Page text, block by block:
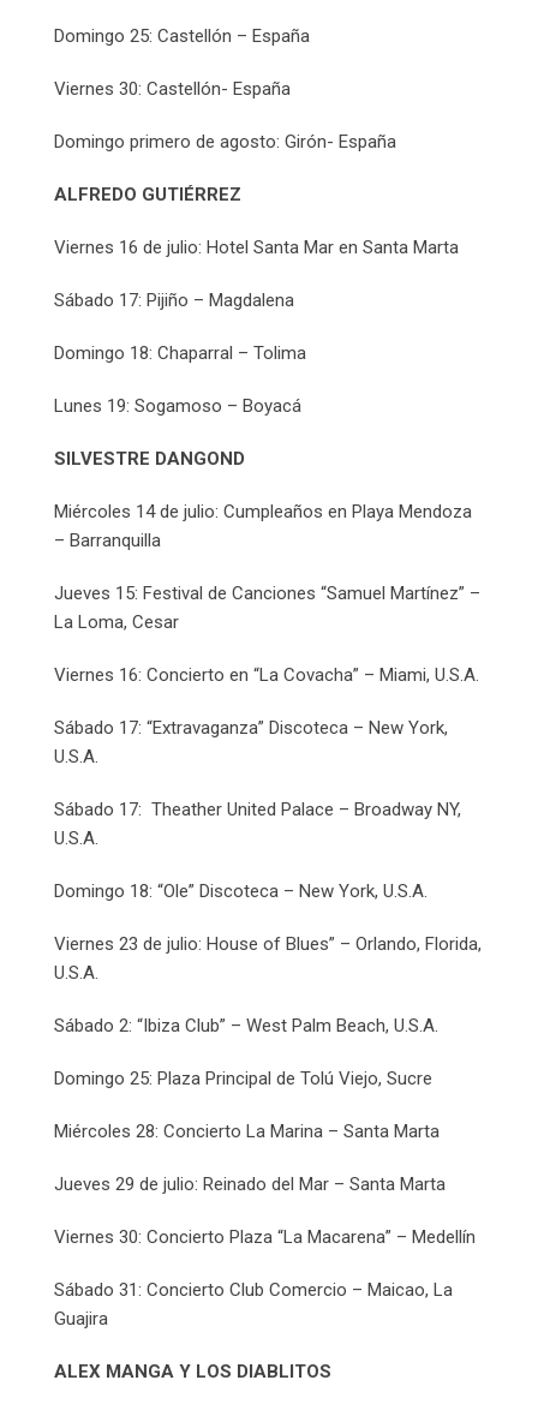
Domingo 25: Castellón – España
Viernes 30: Castellón- España
Domingo primero de agosto: Girón- España
ALFREDO GUTIÉRREZ
Viernes 16 de julio: Hotel Santa Mar en Santa Marta
Sábado 17: Pijiño – Magdalena
Domingo 18: Chaparral – Tolima
Lunes 19: Sogamoso – Boyacá
SILVESTRE DANGOND
Miércoles 14 de julio: Cumpleaños en Playa Mendoza
– Barranquilla
Jueves 15: Festival de Canciones “Samuel Martínez” –
La Loma, Cesar
Viernes 16: Concierto en “La Covacha” – Miami, U.S.A.
Sábado 17: “Extravaganza” Discoteca – New York,
U.S.A.
Sábado 17: Theather United Palace – Broadway NY,
U.S.A.
Domingo 18: “Ole” Discoteca – New York, U.S.A.
Viernes 23 de julio: House of Blues” – Orlando, Florida,
U.S.A.
Sábado 2: “Ibiza Club” – West Palm Beach, U.S.A.
Domingo 25: Plaza Principal de Tolú Viejo, Sucre
Miércoles 28: Concierto La Marina – Santa Marta
Jueves 29 de julio: Reinado del Mar – Santa Marta
Viernes 30: Concierto Plaza “La Macarena” – Medellín
Sábado 31: Concierto Club Comercio – Maicao, La
Guajira
ALEX MANGA Y LOS DIABLITOS